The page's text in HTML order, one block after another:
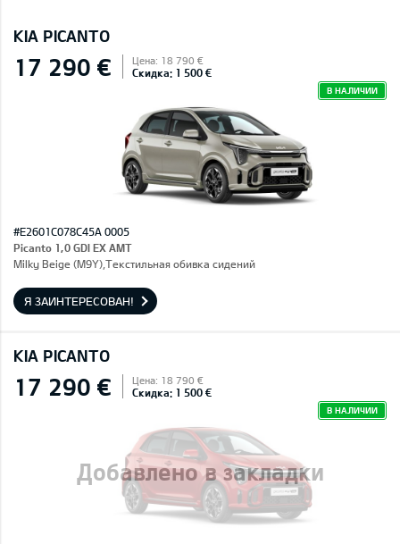
KIA PICANTO
17 290 € Цена: 18 790 €
Скидка: 1 500 €
В НАЛИЧИИ
#E2601C078C45A 0005
Picanto 1,0 GDI EX AMT
Milky Beige (M9Y),Текстильная обивка сидений
Я ЗАИНТЕРЕСОВАН!
KIA PICANTO
Добавлено в закладки
17 290 € Цена: 18 790 €
Скидка: 1 500 €
В НАЛИЧИИ